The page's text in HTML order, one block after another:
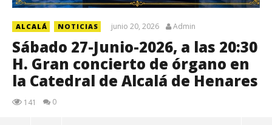
ALCALÁ NOTICIAS junio 20, 2026 Admin
Sábado 27-Junio-2026, a las 20:30
H. Gran concierto de órgano en
la Catedral de Alcalá de Henares
141 0